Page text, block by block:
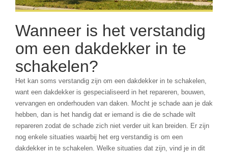
Wanneer is het verstandig
om een dakdekker in te
schakelen?
Het kan soms verstandig zijn om een dakdekker in te schakelen,
want een dakdekker is gespecialiseerd in het repareren, bouwen,
vervangen en onderhouden van daken. Mocht je schade aan je dak
hebben, dan is het handig dat er iemand is die de schade wilt
repareren zodat de schade zich niet verder uit kan breiden. Er zijn
nog enkele situaties waarbij het erg verstandig is om een
dakdekker in te schakelen. Welke situaties dat zijn, vind je in dit